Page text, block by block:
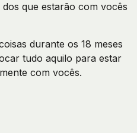
que estarão com vocês
durante os 18 meses
tudo aquilo para estar
com vocês.